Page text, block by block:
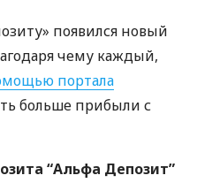
появился новый
чему каждый,
портала
больше прибыли с
“Альфа Депозит”